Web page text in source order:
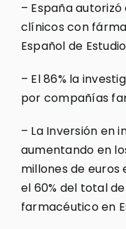
– España
clínicos con
Español de
– El 86% la
por compañías
– La Inversión en
aumentando en
millones de euros
el 60% del total
farmacéutico en